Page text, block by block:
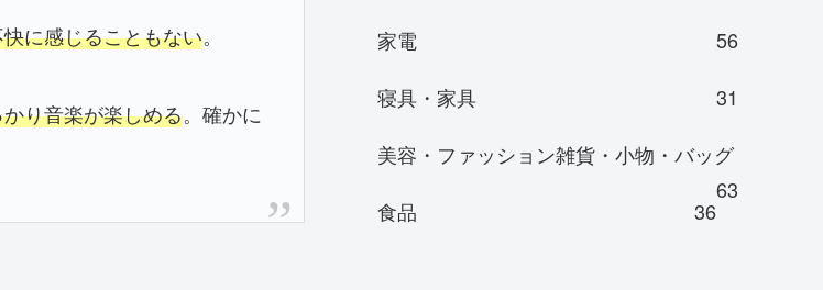
に感じることもない。
り音楽が楽しめる。確かに
家電
56
寝具・家具
31
美容・ファッション雑貨・小物・バッグ
63
食品 36